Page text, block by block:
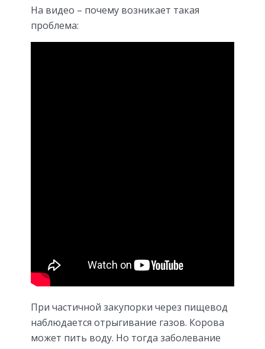
На видео – почему возникает такая
проблема:
При частичной закупорки через пищевод
наблюдается отрыгивание газов. Корова
может пить воду. Но тогда заболевание